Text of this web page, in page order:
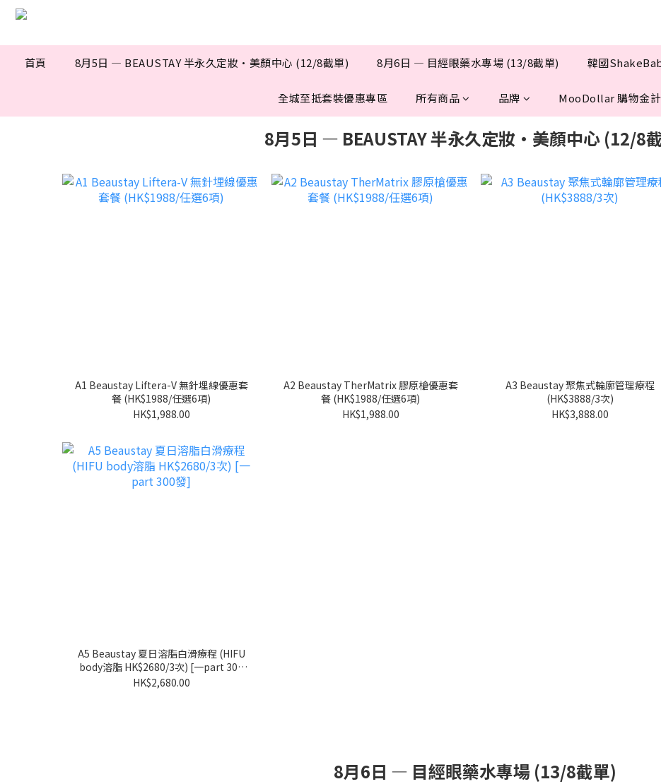
首頁 8月5日 — BEAUSTAY 半永久定妝·美顏中心 (12/8截單) 8月6日 — 目經眼藥水專場 (13/8截單) 韓國
全城至抵套裝優惠專區 所有商品 品牌 MooDollar 購物金
8月5日 — BEAUSTAY 半永久定妝·美顏中心 (12/8
A1 Beaustay Liftera-V 無針埋線優惠套
餐 (HK$1988/任選6項)
HK$1,988.00
A2 Beaustay TherMatrix 膠原槍優惠套
餐 (HK$1988/任選6項)
HK$1,988.00
A3 Beaustay 聚焦式輪廓管理療程
(HK$3888/3次)
HK$3,888.00
A5 Beaustay 夏日溶脂白滑療程 (HIFU
body溶脂 HK$2680/3次) [一part 300
發]
HK$2,680.00
8月6日 — 目經眼藥水專場 (13/8截單)